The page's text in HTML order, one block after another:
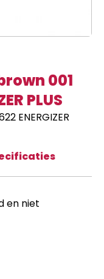
001
PLUS
ENERGIZER
en niet